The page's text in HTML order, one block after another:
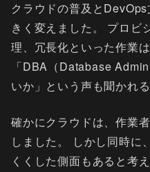
クラウドの普及と
きく変えました。 プロビ
理、冗長化といった作業は
「DBA（Database
いか」という声も聞かれ
確かにクラウドは、作業
しました。 しかし同時に
くくした側面もあると考え